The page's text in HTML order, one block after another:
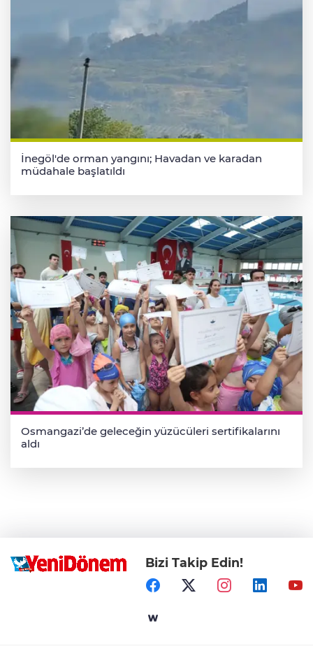
İnegöl'de orman yangını; Havadan ve karadan
müdahale başlatıldı
Osmangazi’de geleceğin yüzücüleri sertifikalarını
aldı
Bizi Takip Edin!